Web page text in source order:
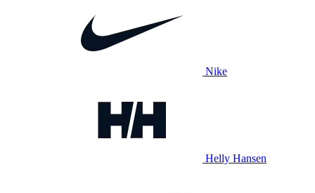
Nike
Helly Hansen